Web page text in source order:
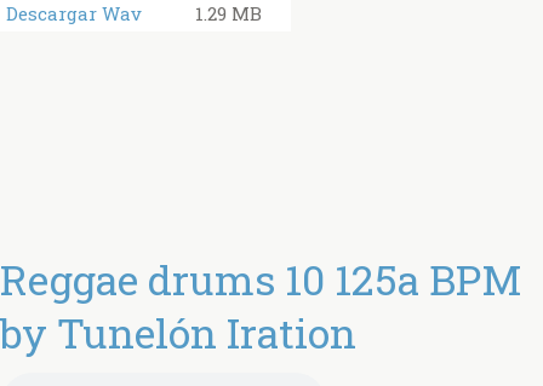
Descargar Wav 1.29 MB
Reggae drums 10 125a BPM
by Tunelón Iration